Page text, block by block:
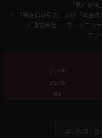
「黒い砂
「特定商取引法」及び「資金
運営会社
ファンコン
クッ
ジャンル
課金形態
対象
黒い砂漠 - 日